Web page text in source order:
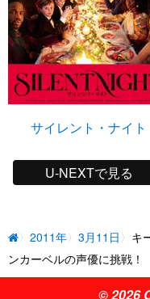
サイレント・ナイト
U-NEXTで見る
2011年 3月11日
キ
ンカーベルの声優に挑戦！
© 2026